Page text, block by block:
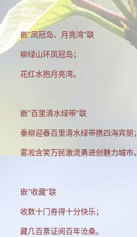
嵌“凤冠岛、月亮湾”联
柳绿山环凤冠岛；
花红水抱月亮湾。
嵌“百里清水绿带”联
垂柳迎春百里清水绿带携四海宾朋；
雾凇含笑万民激流勇进创魅力城市。
嵌“收藏”联
收数十门券得十分快乐；
藏几百票证阅百年沧桑。